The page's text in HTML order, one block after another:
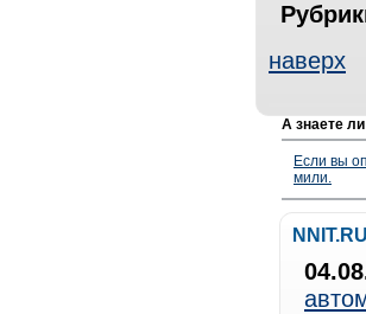
наверх
А знаете
Если вы
мили.